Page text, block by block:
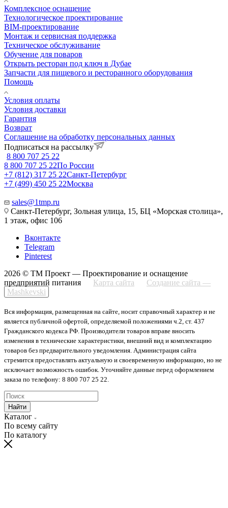
Комплексное оснащение
Технологическое проектирование
BIM-проектирование
Монтаж и сервисная поддержка
Техническое обслуживание
Обучение для поваров
Открыть ресторан под ключ в Дубае
Запчасти для пищевого и ресторанного оборудования
Помощь
Условия оплаты
Условия доставки
Гарантия
Возврат
Соглашение на обработку персональных данных
Подписаться на рассылку
8 800 707 25 22
8 800 707 25 22По России
+7 (812) 317 25 22Санкт-Петербург
+7 (499) 450 25 22Москва
sales@1tmp.ru
Санкт-Петербург, Зольная улица, 15, БЦ «Морская столица»,
1 этаж, офис 106
Вконтакте
Telegram
Pinterest
2026 © ТМ Проект — Проектирование и оснащение
предприятий питания
Карта сайта
Создание сайта —
Mashkevski
Вся информация, размещенная на сайте, носит справочный характер и не
является публичной офертой, определяемой положениями ч.2, ст. 437
Гражданского кодекса РФ. Производители товаров вправе вносить
изменения в технические характеристики, внешний вид и комплектацию
товаров без предварительного уведомления. Администрация сайта
стремится предоставлять актуальную и своевременную информацию, но не
исключает возможность ошибок. Уточняйте данные перед оформлением
заказа по телефону: 8 800 707 25 22.
Найти
Каталог
По всему сайту
По каталогу